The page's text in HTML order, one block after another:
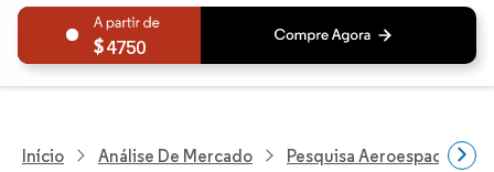
4750
Início Análise De Mercado Pesquisa Aeroespacial E